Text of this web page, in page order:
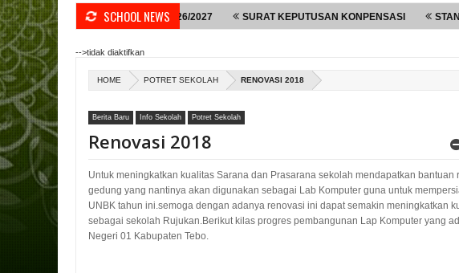
SCHOOL NEWS
TAHUN PELAJARAN 2026/2027 SURAT KEPUTUSAN KONPENSASI STANDAR
-->tidak diaktifkan
HOME POTRET SEKOLAH RENOVASI 2018
Berita Baru Info Sekolah Potret Sekolah
Renovasi 2018
Untuk meningkatkan kualitas Sarana dan Prasarana sekolah mendapatkan bantuan
gedung yang nantinya akan digunakan sebagai Lab Komputer guna untuk
UNBK tahun ini.semoga dengan adanya renovasi ini dapat semakin meningkatkan
sebagai sekolah Rujukan.Berikut kilas progres pembangunan Lap Komputer yang
Negeri 01 Kabupaten Tebo.